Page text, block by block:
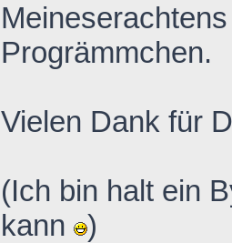
Progrämmchen.
Vielen Dank für
(Ich bin halt ein
kann
)